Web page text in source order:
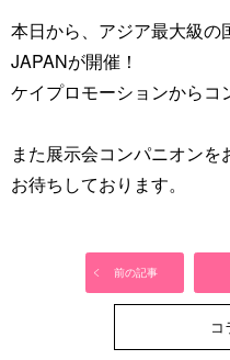
本日から、アジア最大級
JAPANが開催！
ケイプロモーションからコ
また展示会コンパニオン
お待ちしております。
前の記事
コ